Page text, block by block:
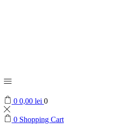
0 0,00 lei 0
0 Shopping Cart